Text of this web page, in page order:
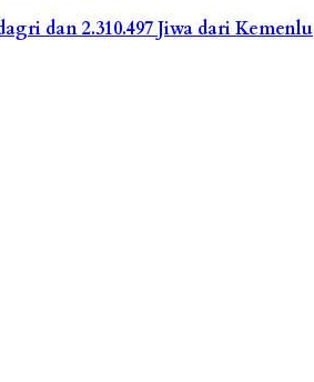
dan 2.310.497 Jiwa dari Kemenlu